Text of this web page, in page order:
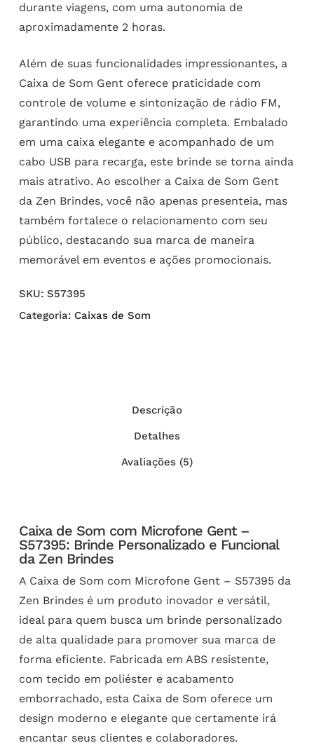
durante viagens, com uma autonomia de
aproximadamente 2 horas.
Além de suas funcionalidades impressionantes, a
Caixa de Som Gent oferece praticidade com
controle de volume e sintonização de rádio FM,
garantindo uma experiência completa. Embalado
em uma caixa elegante e acompanhado de um
cabo USB para recarga, este brinde se torna ainda
mais atrativo. Ao escolher a Caixa de Som Gent
da Zen Brindes, você não apenas presenteia, mas
também fortalece o relacionamento com seu
público, destacando sua marca de maneira
memorável em eventos e ações promocionais.
SKU: S57395
Categoria: Caixas de Som
Descrição
Detalhes
Avaliações (5)
Caixa de Som com Microfone Gent –
S57395: Brinde Personalizado e Funcional
da Zen Brindes
A Caixa de Som com Microfone Gent – S57395 da
Zen Brindes é um produto inovador e versátil,
ideal para quem busca um brinde personalizado
de alta qualidade para promover sua marca de
forma eficiente. Fabricada em ABS resistente,
com tecido em poliéster e acabamento
emborrachado, esta Caixa de Som oferece um
design moderno e elegante que certamente irá
encantar seus clientes e colaboradores.